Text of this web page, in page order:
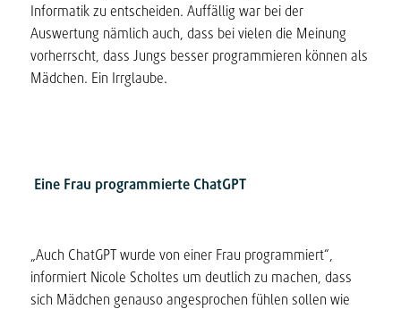
Informatik zu entscheiden. Auffällig war bei der
Auswertung nämlich auch, dass bei vielen die Meinung
vorherrscht, dass Jungs besser programmieren können als
Mädchen. Ein Irrglaube.
Eine Frau programmierte ChatGPT
„Auch ChatGPT wurde von einer Frau programmiert“,
informiert Nicole Scholtes um deutlich zu machen, dass
sich Mädchen genauso angesprochen fühlen sollen wie